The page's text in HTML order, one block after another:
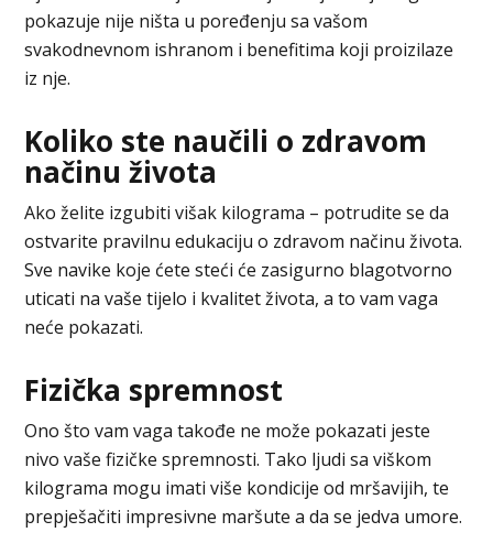
pokazuje nije ništa u poređenju sa vašom
svakodnevnom ishranom i benefitima koji proizilaze
iz nje.
Koliko ste naučili o zdravom
načinu života
Ako želite izgubiti višak kilograma – potrudite se da
ostvarite pravilnu edukaciju o zdravom načinu života.
Sve navike koje ćete steći će zasigurno blagotvorno
uticati na vaše tijelo i kvalitet života, a to vam vaga
neće pokazati.
Fizička spremnost
Ono što vam vaga takođe ne može pokazati jeste
nivo vaše fizičke spremnosti. Tako ljudi sa viškom
kilograma mogu imati više kondicije od mršavijih, te
prepješačiti impresivne maršute a da se jedva umore.